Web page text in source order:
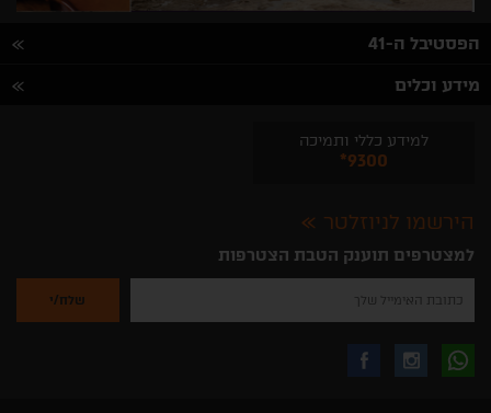
הפסטיבל ה-41
מידע וכלים
למידע כללי ותמיכה
*9300
הירשמו לניוזלטר
למצטרפים תוענק הטבת הצטרפות
להזין
שלך
להרשמה
לקבלת עקבו